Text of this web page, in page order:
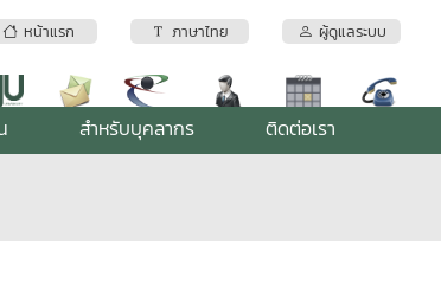
หน้าแรก ภาษาไทย ผู้ดูแลระบบ
สำหรับบุคลากร ติดต่อเรา